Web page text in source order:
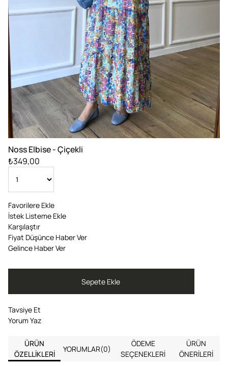
Noss Elbise - Çiçekli
₺349,00
Favorilere Ekle
İstek Listeme Ekle
Karşılaştır
Fiyat Düşünce Haber Ver
Gelince Haber Ver
Tavsiye Et
Yorum Yaz
ÜRÜN
ÖZELLIKLERI
YORUMLAR(0)
ÖDEME
SEÇENEKLERI
ÜRÜN
ÖNERILERI